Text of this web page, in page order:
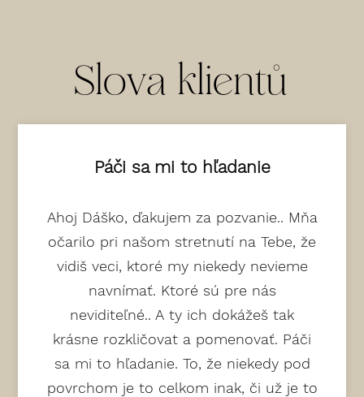
Slova klientů
Páči sa mi to hľadanie
Ahoj Dáško, ďakujem za pozvanie.. Mňa
očarilo pri našom stretnutí na Tebe, že
vidiš veci, ktoré my niekedy nevieme
navnímať. Ktoré sú pre nás
neviditeľné.. A ty ich dokážeš tak
krásne rozkličovat a pomenovať. Páči
sa mi to hľadanie. To, že niekedy pod
povrchom je to celkom inak, či už je to